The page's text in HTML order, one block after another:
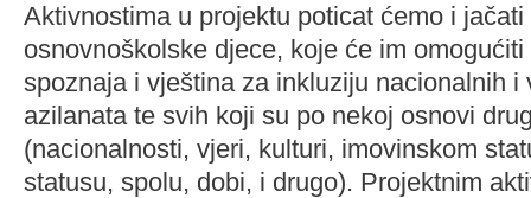
Aktivnostima u projektu poticat ćemo i
osnovnoškolske djece, koje će im
spoznaja i vještina za inkluziju nacionalnih i
azilanata te svih koji su po nekoj osnovi
(nacionalnosti, vjeri, kulturi, imovinskom
statusu, spolu, dobi, i drugo). Projektnim